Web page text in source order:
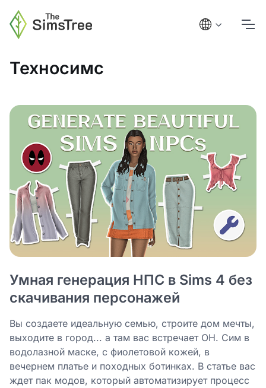
Техносимс
Умная генерация НПС в Sims 4 без
скачивания персонажей
Вы создаете идеальную семью, строите дом мечты,
выходите в город... а там вас встречает ОН. Сим в
водолазной маске, с фиолетовой кожей, в
вечернем платье и походных ботинках. В статье вас
ждет пак модов, который автоматизирует процесс